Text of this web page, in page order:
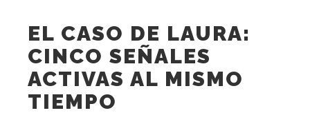
EL CASO DE LAURA:
CINCO SEÑALES
ACTIVAS AL MISMO
TIEMPO